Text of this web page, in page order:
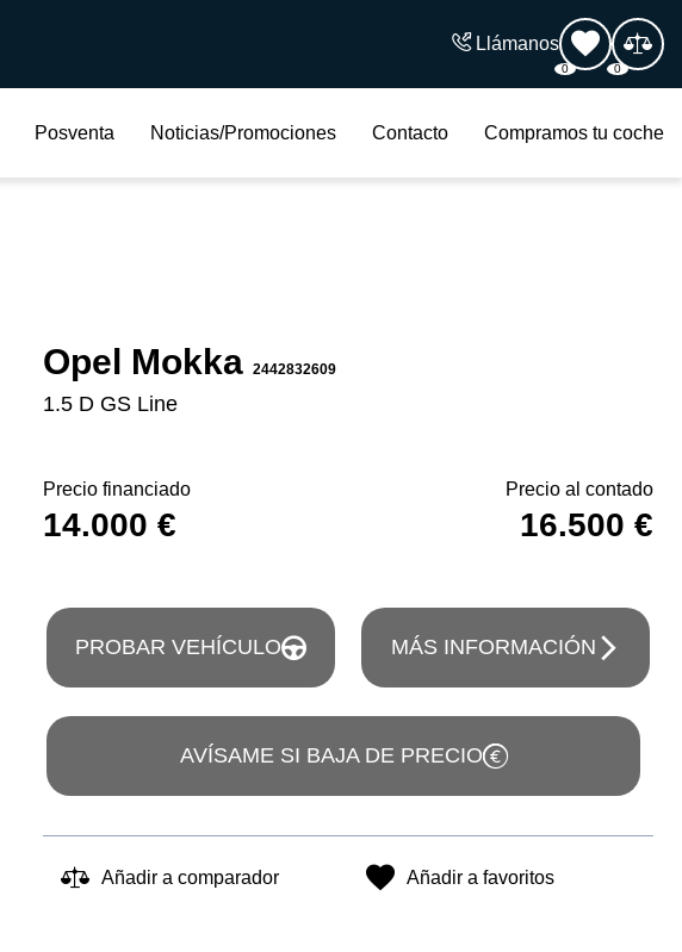
Llámanos
0 0
Posventa Noticias/Promociones Contacto Compramos tu coche
Opel Mokka 2442832609
1.5 D GS Line
Precio financiado
14.000 €
Precio al contado
16.500 €
PROBAR VEHÍCULO MÁS INFORMACIÓN
AVÍSAME SI BAJA DE PRECIO
Añadir a comparador Añadir a favoritos